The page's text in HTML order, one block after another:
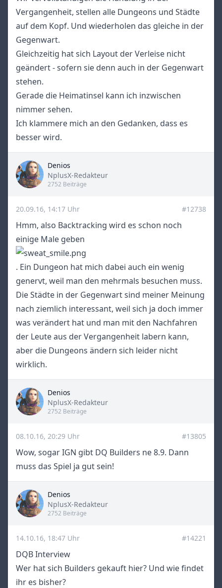
Vergangenheit, stellen alle Dungeons und Städte
auf dem Kopf. Und wiederholen das gleiche in der
Gegenwart.
Gleichzeitig hat sich Layout der Verleise nicht
geändert - sofern sie denn auch in der Gegenwart
stehen.
Gerade die Heimatinsel kann ich inzwischen
nimmer sehen.
Ich klammere mich an den Gedanken, dass es
besser wird.
Denios
Title
NplusX-Redakteur
2752 Beiträge
20.09.16, 14:17 Uhr #12738
Hmm, also Backtracking wird es schon noch
einige Male geben
. Ein Dungeon hat mich dabei auch ein wenig
genervt, weil man den mehrmals besuchen muss.
Die Städte in der Gegenwart sind meiner Meinung
nach ziemlich interessant, weil sich ja doch immer
was verändert hat und man mit den Nachfahren
der Leute aus der Vergangenheit labern kann,
aber die Dungeons ändern sich leider nicht
wirklich.
Denios
Title
NplusX-Redakteur
2752 Beiträge
08.10.16, 20:29 Uhr #13805
Wow, sogar IGN gibt DQ Builders ne 8.9. Dann
muss das Spiel ja gut sein!
Denios
Title
NplusX-Redakteur
2752 Beiträge
14.10.16, 18:47 Uhr #14221
DQB Interview
Wer hat sich Builders gekauft hier? Und wie findet
ihr es bisher?